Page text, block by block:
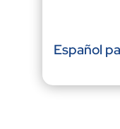
Español